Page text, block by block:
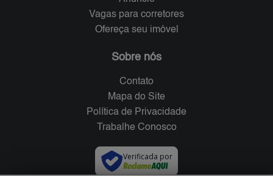
Vagas para corretores
Ofereça seu imóvel
Sobre nós
Contato
Mapa do Site
Política de Privacidade
Trabalhe Conosco
Verificada por